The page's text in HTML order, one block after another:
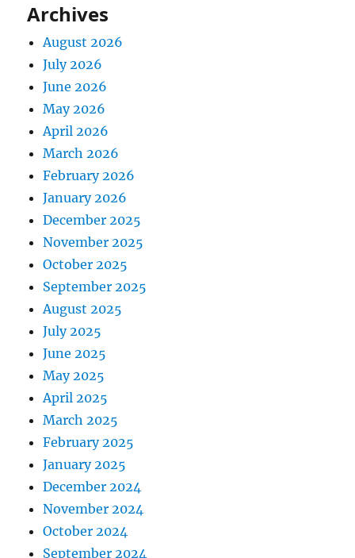
Archives
August 2026
July 2026
June 2026
May 2026
April 2026
March 2026
February 2026
January 2026
December 2025
November 2025
October 2025
September 2025
August 2025
July 2025
June 2025
May 2025
April 2025
March 2025
February 2025
January 2025
December 2024
November 2024
October 2024
September 2024